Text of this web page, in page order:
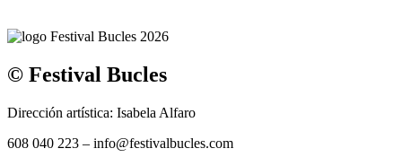
© Festival Bucles
Dirección artística: Isabela Alfaro
608 040 223 – info@festivalbucles.com